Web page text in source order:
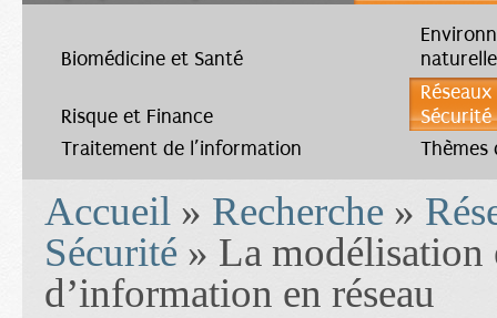
Filler fr
Biomédicine et Santé
Risque et Finance
Sécurité
Traitement de l’information
Thèmes
Accueil » Recherche »
Sécurité » La modélisation
d’information en réseau